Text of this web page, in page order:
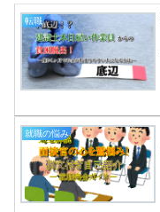
転職
就職の悩み